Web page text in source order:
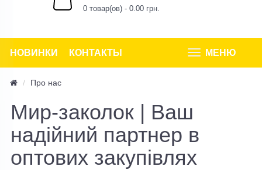
0 товар(ов) - 0.00 грн.
НОВИНКИ КОНТАКТЫ МЕНЮ
Про нас
Мир-заколок | Ваш
надійний партнер в
оптових закупівлях